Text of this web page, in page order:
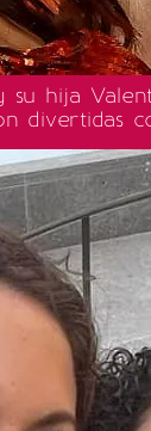
su hija
divertidas